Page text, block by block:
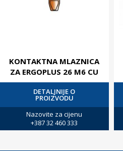
KONTAKTNA MLAZNICA
ZA ERGOPLUS 26 M6 CU
DETALJNIJE O
PROIZVODU
Nazovite za cijenu
+387 32 460 333